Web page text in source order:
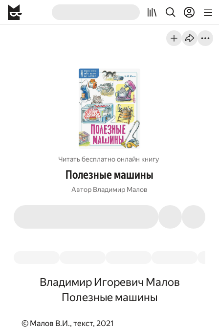
Читать бесплатно онлайн книгу
Полезные машины
Автор Владимир Малов
Владимир Игоревич Малов
Полезные машины
© Малов В.И., текст, 2021